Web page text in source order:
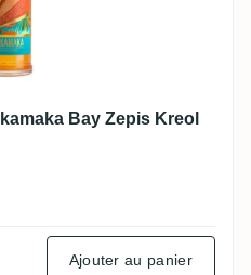
Bay Zepis Kreol
Ajouter au panier